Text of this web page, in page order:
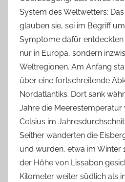
System des Weltwetters:
glauben sie, sei im Begriff
Symptome dafür entdeckten
nur in Europa, sondern
Weltregionen. Am Anfang
über eine fortschreitende
Nordatlantiks. Dort sank
Jahre die Meerestemperatur
Celsius im
Seither wanderten die
und wurden, etwa im Winter
der Höhe von Lissabon
Kilometer weiter südlich als